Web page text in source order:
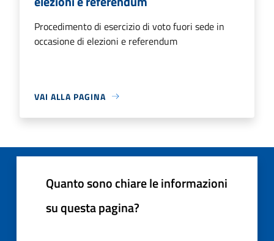
Procedimento di esercizio di voto fuori sede in
occasione di elezioni e referendum
VAI ALLA PAGINA
Quanto sono chiare le informazioni
su questa pagina?